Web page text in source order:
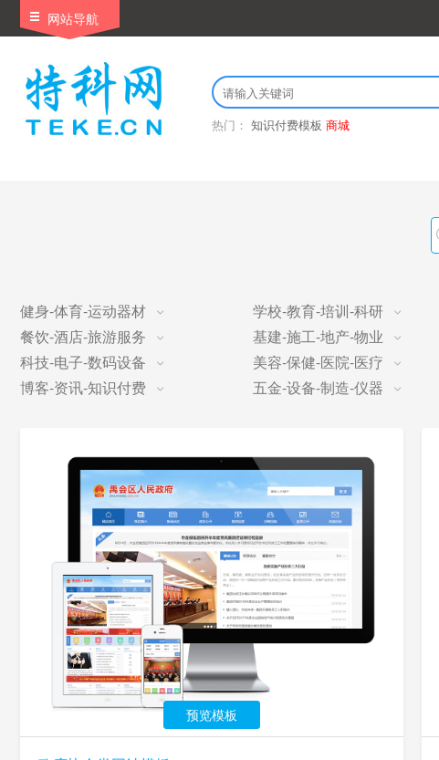
网站导航
热门： 知识付费模板 商城
健身-体育-运动器材 学校-教育-培训-科研
餐饮-酒店-旅游服务
基建-施工-地产-物业
科技-电子-数码设备
美容-保健-医院-医疗
博客-资讯-知识付费
五金-设备-制造-仪器
预览模板